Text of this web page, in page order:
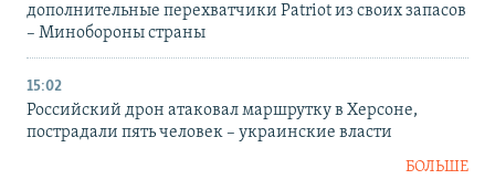
дополнительные перехватчики Patriot из своих запасов
– Минобороны страны
15:02
Российский дрон атаковал маршрутку в Херсоне,
пострадали пять человек – украинские власти
БОЛЬШЕ